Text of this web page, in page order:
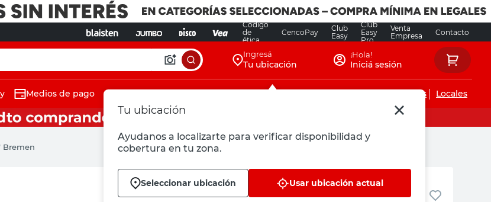
Código
de
ética
CencoPay
Club
Easy
Club
Easy
Pro
Venta
Empresa
Contacto
Ingresá
Tu ubicación
Tu ubicación
Ayudanos a localizarte para verificar disponibilidad y
cobertura en tu zona.
Seleccionar ubicación Usar ubicación actual
¡Hola!
Iniciá sesión
Medios de pago Servicios de instalaciones Locales
Bremen
Bremen
Arco Sierra Mini 10" Bremen